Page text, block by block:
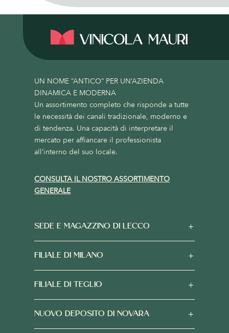
UN NOME “ANTICO” PER UN’AZIENDA
DINAMICA E MODERNA
Un assortimento completo che risponde a tutte
le necessità dei canali tradizionale, moderno e
di tendenza. Una capacità di interpretare il
mercato per affiancare il professionista
all’interno del suo locale.
CONSULTA IL NOSTRO ASSORTIMENTO
GENERALE
SEDE E MAGAZZINO DI LECCO
FILIALE DI MILANO
FILIALE DI TEGLIO
NUOVO DEPOSITO DI NOVARA